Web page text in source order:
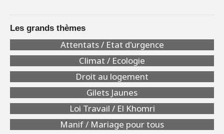
Les grands thèmes
Attentats / Etat d'urgence
Climat / Ecologie
Droit au logement
Gilets Jaunes
Loi Travail / El Khomri
Manif / Mariage pour tous